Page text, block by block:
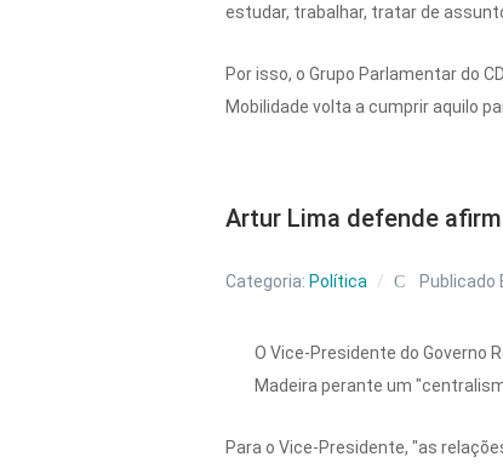
estudar, trabalhar, tratar de
Por isso, o Grupo Parlamentar do
Mobilidade volta a cumprir aquilo
Artur Lima defende
Categoria: Política Publicado
O Vice-Presidente do Governo
Madeira perante um
Para o Vice-Presidente, "as